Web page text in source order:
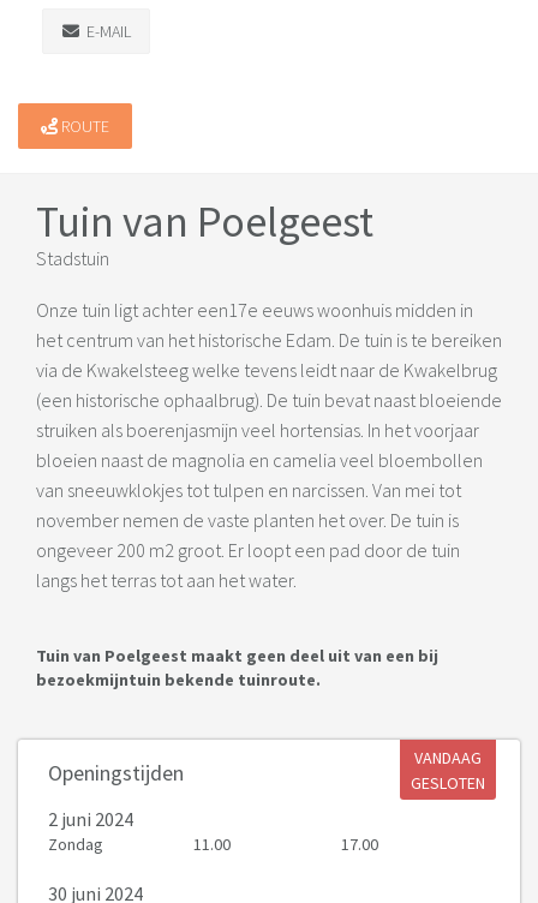
E-MAIL
ROUTE
Tuin van Poelgeest
Stadstuin
Onze tuin ligt achter een17e eeuws woonhuis midden in
het centrum van het historische Edam. De tuin is te bereiken
via de Kwakelsteeg welke tevens leidt naar de Kwakelbrug
(een historische ophaalbrug). De tuin bevat naast bloeiende
struiken als boerenjasmijn veel hortensias. In het voorjaar
bloeien naast de magnolia en camelia veel bloembollen
van sneeuwklokjes tot tulpen en narcissen. Van mei tot
november nemen de vaste planten het over. De tuin is
ongeveer 200 m2 groot. Er loopt een pad door de tuin
langs het terras tot aan het water.
Tuin van Poelgeest maakt geen deel uit van een bij
bezoekmijntuin bekende tuinroute.
Openingstijden
VANDAAG
GESLOTEN
2 juni 2024
Zondag 11.00 17.00
30 juni 2024